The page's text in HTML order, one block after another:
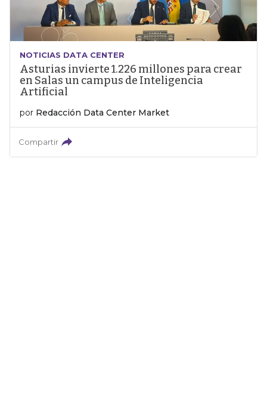
NOTICIAS DATA CENTER
Asturias invierte 1.226 millones para crear
en Salas un campus de Inteligencia
Artificial
por Redacción Data Center Market
Compartir